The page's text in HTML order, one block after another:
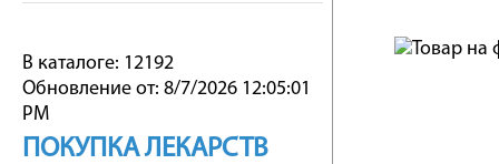
В каталоге: 12192
Обновление от: 8/7/2026 12:05:01
PM
ПОКУПКА ЛЕКАРСТВ